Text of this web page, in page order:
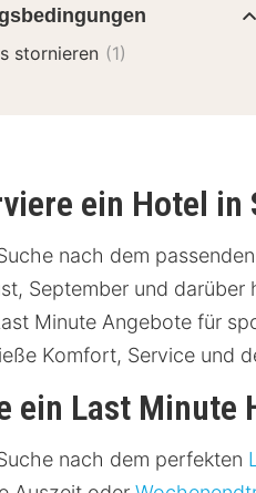
stornieren (1)
ein Hotel in
nach dem
September und darüber
Minute Angebote für
Komfort, Service und
ein Last Minute
nach dem perfekten